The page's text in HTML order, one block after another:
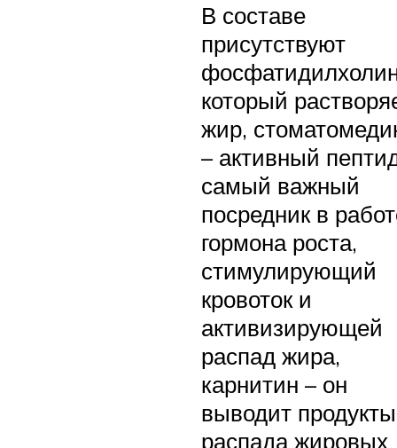
В составе
присутствуют
который
жир,
– активный
самый важный
посредник в
гормона роста,
стимулирующий
кровоток и
активизирующей
распад жира,
карнитин – он
выводит продукты
распада жировых